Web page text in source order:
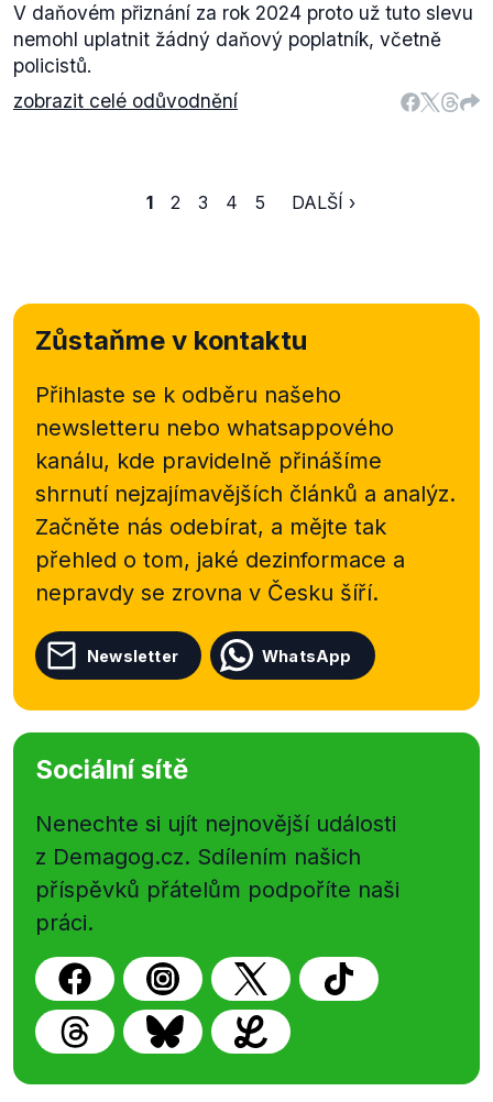
V daňovém přiznání za rok 2024 proto už tuto slevu
nemohl uplatnit žádný daňový poplatník, včetně
policistů.
zobrazit celé odůvodnění
1 2 3 4 5 DALŠÍ ›
Zůstaňme v kontaktu
Přihlaste se k odběru našeho
newsletteru nebo whatsappového
kanálu, kde pravidelně přinášíme
shrnutí nejzajímavějších článků a analýz.
Začněte nás odebírat, a mějte tak
přehled o tom, jaké dezinformace a
nepravdy se zrovna v Česku šíří.
Newsletter WhatsApp
Sociální sítě
Nenechte si ujít nejnovější události
z Demagog.cz. Sdílením našich
příspěvků přátelům podpoříte naši
práci.